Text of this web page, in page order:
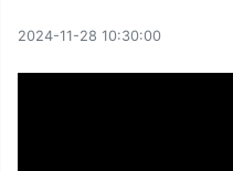
2024-11-28 10:30:00